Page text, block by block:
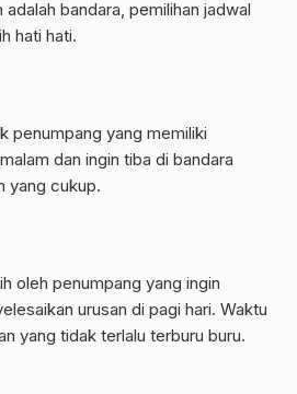
adalah bandara, pemilihan jadwal
hati hati.
penumpang yang memiliki
dan ingin tiba di bandara
yang cukup.
oleh penumpang yang ingin
urusan di pagi hari. Waktu
yang tidak terlalu terburu buru.